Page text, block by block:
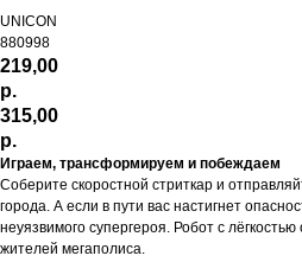
UNICON
880998
219,00
р.
315,00
р.
Играем, трансформируем и побеждаем
Соберите скоростной стриткар и
города. А если в пути вас настигнет
неуязвимого супергероя. Робот с
жителей мегаполиса.